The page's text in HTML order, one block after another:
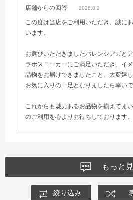
店舗からの回答 2026.8.3
この度は当店をご利用いただき、誠に
います。
お選びいただきましたバレンシアガと
ラボスニーカーにご満足いただき、イ
品物をお届けできましたこと、大変嬉し
お気に入りの一足となりましたら幸いで
これからも魅力あるお品物を揃えてま
のご利用を心よりお待ちしております。
もっと
絞り込み